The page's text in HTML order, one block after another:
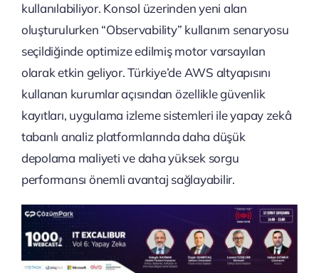
kullanılabiliyor. Konsol üzerinden yeni alan
oluşturulurken “Observability” kullanım senaryosu
seçildiğinde optimize edilmiş motor varsayılan
olarak etkin geliyor. Türkiye’de AWS altyapısını
kullanan kurumlar açısından özellikle güvenlik
kayıtları, uygulama izleme sistemleri ile yapay zekâ
tabanlı analiz platformlarında daha düşük
depolama maliyeti ve daha yüksek sorgu
performansı önemli avantaj sağlayabilir.